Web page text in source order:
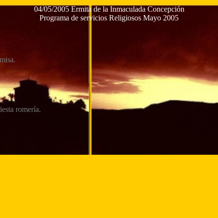
04/05/2005 Ermita de la Inmaculada Concepción
Programa de servicios Religiosos Mayo 2005
romería.